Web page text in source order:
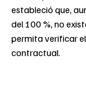
estableció que,
del 100 %, no
permita verificar
contractual.